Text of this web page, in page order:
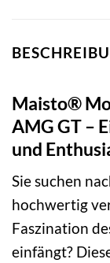
Maisto®
AMG GT –
und
Sie suchen
hochwertig
Faszination
einfängt?